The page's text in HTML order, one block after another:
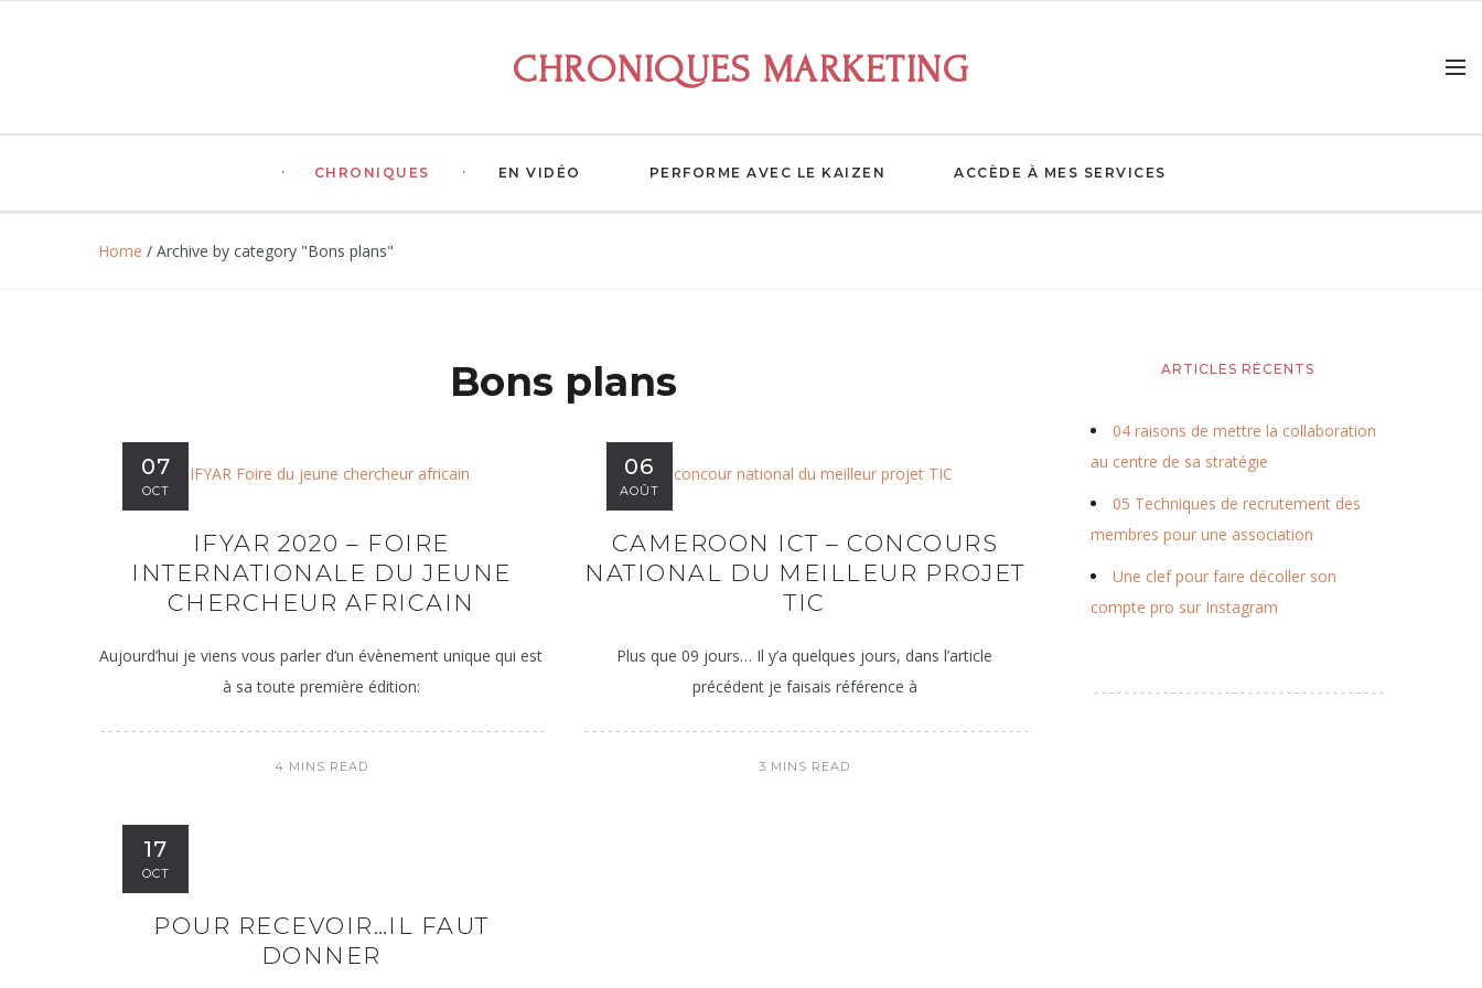
CHRONIQUES MARKETING
CHRONIQUES EN VIDÉO PERFORME AVEC LE KAIZEN ACCÈDE À MES SERVICES
Home / Archive by category "Bons plans"
Bons plans
07
OCT
IFYAR 2020 – FOIRE
INTERNATIONALE DU JEUNE
CHERCHEUR AFRICAIN
Aujourd’hui je viens vous parler d’un évènement unique qui est
à sa toute première édition:
4 MINS READ
06
AOÛT
CAMEROON ICT – CONCOURS
NATIONAL DU MEILLEUR PROJET
TIC
Plus que 09 jours… Il y’a quelques jours, dans l’article
précédent je faisais référence à
3 MINS READ
17
OCT
POUR RECEVOIR…IL FAUT
DONNER
ARTICLES RÉCENTS
04 raisons de mettre la collaboration
au centre de sa stratégie
05 Techniques de recrutement des
membres pour une association
Une clef pour faire décoller son
compte pro sur Instagram